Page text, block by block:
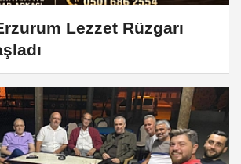
Lezzet Rüzgarı